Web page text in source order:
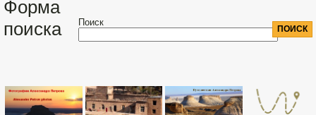
Форма
поиска
Поиск